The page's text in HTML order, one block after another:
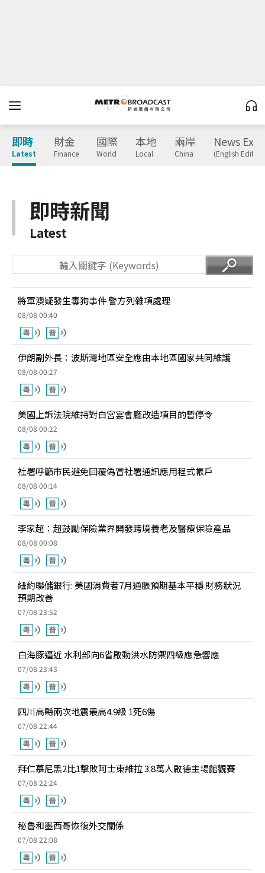
即時
Latest
財金
Finance
國際
World
本地
Local
兩岸
China
News
(English
即時新聞
Latest
將軍澳疑發生毒狗事件 警方列雜項處理
08/08 00:40
伊朗副外長：波斯灣地區安全應由本地區國家共同維護
08/08 00:27
美國上訴法院維持對白宮宴會廳改造項目的暫停令
08/08 00:22
社署呼籲市民避免回覆偽冒社署通訊應用程式帳戶
08/08 00:14
李家超：超鼓勵保險業界開發跨境養老及醫療保險產品
08/08 00:08
紐約聯儲銀行: 美國消費者7月通脹預期基本平穩 財務狀況
預期改善
07/08 23:52
白海豚逼近 水利部向6省啟動洪水防禦四級應急響應
07/08 23:43
四川高縣兩次地震最高4.9級 1死6傷
07/08 22:44
拜仁慕尼黑2比1擊敗阿士東維拉 3.8萬人啟德主場館觀賽
07/08 22:24
秘魯和墨西哥恢復外交關係
07/08 22:08